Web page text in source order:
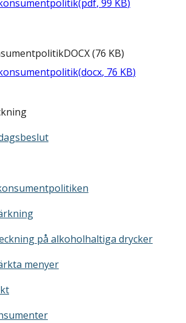
(pdf, 99 KB)
DOCX(76 KB)
(docx, 76 KB)
på alkoholhaltiga drycker
menyer